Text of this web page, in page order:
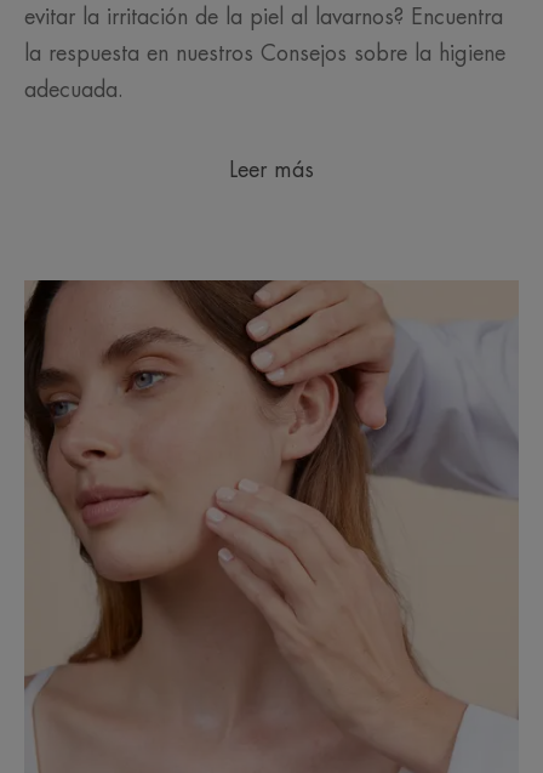
evitar la irritación de la piel al lavarnos? Encuentra
la respuesta en nuestros Consejos sobre la higiene
adecuada.
Leer más